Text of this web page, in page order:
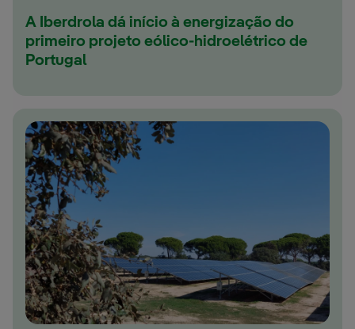
A Iberdrola dá início à energização do
primeiro projeto eólico-hidroelétrico de
Portugal